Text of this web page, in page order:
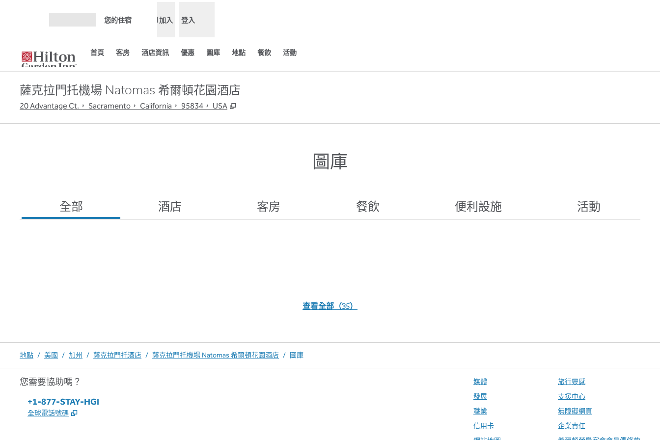
您的住宿 加入 登入
首頁 客房 酒店資訊 優惠 圖庫 地點 餐飲 活動
薩克拉門托機場 Natomas 希爾頓花園酒店
20 Advantage Ct.， Sacramento， California， 95834， USA ,
圖庫
全部 酒店 客房 餐飲 便利設施 活動
查看全部（35）
地點 / 美國 / 加州 / 薩克拉門托酒店 / 薩克拉門托機場 Natomas 希爾頓花園酒店 / 圖庫
您需要協助嗎？
電話：
+1-877-STAY-HGI
全球電話號碼 ,
媒體
發展
職業
信用卡
旅行靈感
支援中心
無障礙網頁
企業責任